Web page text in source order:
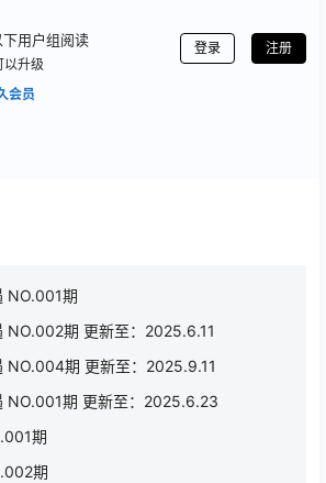
用户组阅读
以升级
会员
登录 注册
NO.001期
NO.002期 更新至：2025.6.11
NO.004期 更新至：2025.9.11
NO.001期 更新至：2025.6.23
期
期